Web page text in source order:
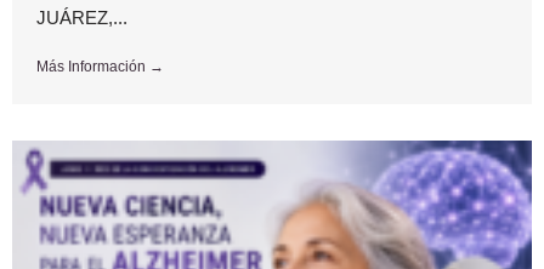
JUÁREZ,...
Más Información →